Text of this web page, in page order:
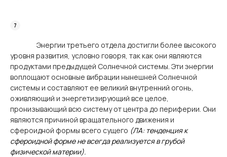
Энергии третьего отдела достигли более высокого
уровня развития, условно говоря, так как они являются
продуктами предыдущей Солнечной системы. Эти энергии
воплощают основные вибрации нынешней Солнечной
системы и составляют ее великий внутренний огонь,
оживляющий и энергетизирующий все целое,
пронизывающий всю систему от центра до периферии. Они
являются причиной вращательного движения и
сфероидной формы всего сущего (ЛА: тенденция к
сфероидной форме не всегда реализуется в грубой
физической материи).